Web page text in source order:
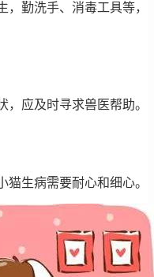
勤洗手、消毒工具等，
应及时寻求兽医帮助。
生病需要耐心和细心。